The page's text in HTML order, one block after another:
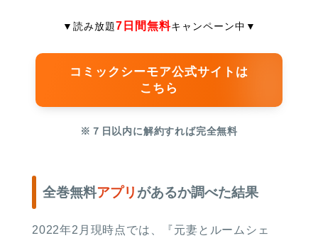
▼読み放題7日間無料キャンペーン中 ▼
コミックシーモア公式サイトは
こちら
※７日以内に解約すれば完全無料
全巻無料アプリ があるか調べた結果
2022年2月現時点では、『元妻とルームシェ